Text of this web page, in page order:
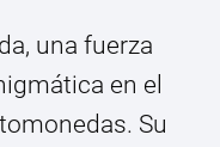
una fuerza
en el
Su